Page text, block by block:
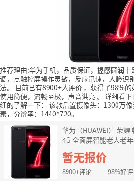
推荐理由:华为手机，品质保证，握感圆润
调，点触控屏操作灵敏，反应迅速，人脸识
法。
目前已有8900+人评价 ，获得了98%的
使用简便，流畅至极，声音洪亮 。 详细看
细的了解一下： 该款后置摄像头：1300万
素，分辨率：1440*720。
华为（HUAWEI） 荣耀
4G 全面屏智能老人老
RAM+16G ROM)
暂无报价
8900+评论 98%好评